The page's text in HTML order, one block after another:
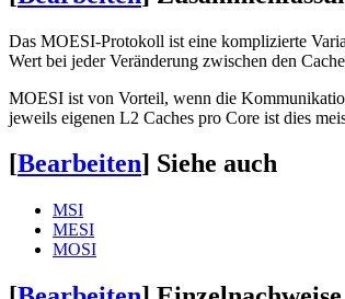
Das MOESI-Protokoll ist eine komplizierte
Wert bei jeder Veränderung zwischen den
MOESI ist von Vorteil, wenn die
jeweils eigenen L2 Caches pro Core ist dies
[Bearbeiten] Siehe auch
MSI
MESI
MOSI